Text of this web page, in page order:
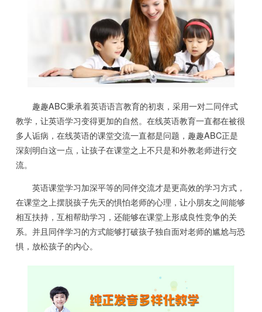
趣趣ABC秉承着英语语言教育的初衷，采用一对二同伴式
教学，让英语学习变得更加的自然。在线英语教育一直都在被很
多人诟病，在线英语的课堂交流一直都是问题，趣趣ABC正是
深刻明白这一点，让孩子在课堂之上不只是和外教老师进行交
流。
英语课堂学习加深平等的同伴交流才是更高效的学习方式，
在课堂之上摆脱孩子先天的惧怕老师的心理，让小朋友之间能够
相互扶持，互相帮助学习，还能够在课堂上形成良性竞争的关
系。并且同伴学习的方式能够打破孩子独自面对老师的尴尬与恐
惧，放松孩子的内心。